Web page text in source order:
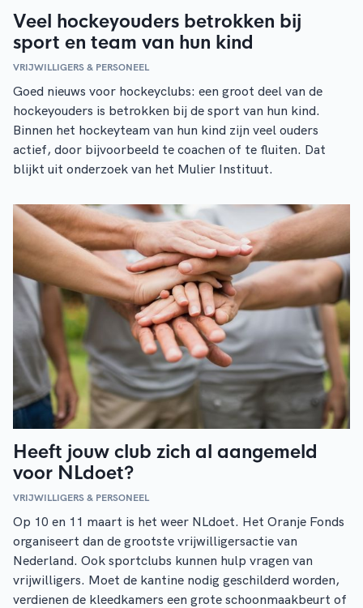
Veel hockeyouders betrokken bij
sport en team van hun kind
VRIJWILLIGERS & PERSONEEL
Goed nieuws voor hockeyclubs: een groot deel van de
hockeyouders is betrokken bij de sport van hun kind.
Binnen het hockeyteam van hun kind zijn veel ouders
actief, door bijvoorbeeld te coachen of te fluiten. Dat
blijkt uit onderzoek van het Mulier Instituut.
Heeft jouw club zich al aangemeld
voor NLdoet?
VRIJWILLIGERS & PERSONEEL
Op 10 en 11 maart is het weer NLdoet. Het Oranje Fonds
organiseert dan de grootste vrijwilligersactie van
Nederland. Ook sportclubs kunnen hulp vragen van
vrijwilligers. Moet de kantine nodig geschilderd worden,
verdienen de kleedkamers een grote schoonmaakbeurt of